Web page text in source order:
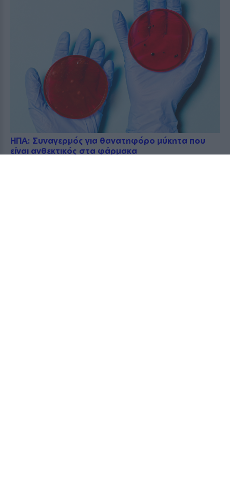
ΗΠΑ: Συναγερμός για θανατηφόρο μύκητα που
είναι ανθεκτικός στα φάρμακα